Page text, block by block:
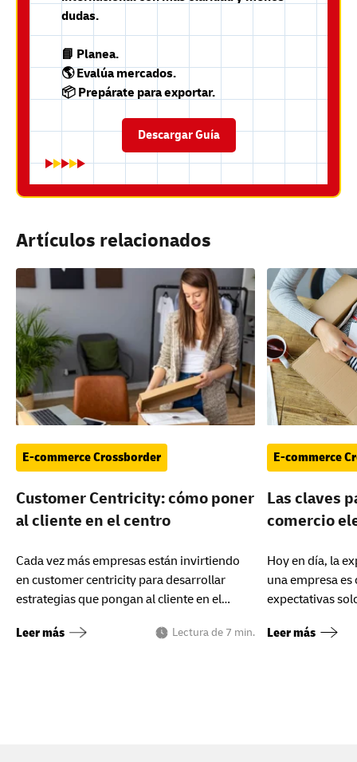
dudas.
📘 Planea.
🌎 Evalúa mercados.
📦 Prepárate para exportar.
Descargar Guía
Artículos relacionados
E-commerce Crossborder
Customer Centricity: cómo poner
al cliente en el centro
Cada vez más empresas están invirtiendo
en customer centricity para desarrollar
estrategias que pongan al cliente en el
Leer más
Lectura de 7 min.
E-commerce
Las claves
comercio
Hoy en día, la
una empresa es
expectativas
Leer más